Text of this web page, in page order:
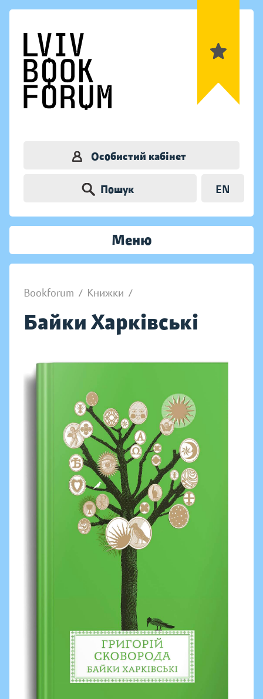
Особистий кабінет
Пошук EN
Меню
Bookforum / Книжки /
Байки Харківські